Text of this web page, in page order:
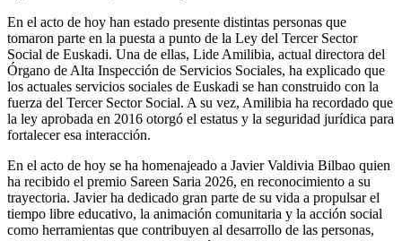
En el acto de hoy han estado presente distintas personas que
tomaron parte en la puesta a punto de la Ley del Tercer Sector
Social de Euskadi. Una de ellas, Lide Amilibia, actual directora del
Órgano de Alta Inspección de Servicios Sociales, ha explicado que
los actuales servicios sociales de Euskadi se han construido con la
fuerza del Tercer Sector Social. A su vez, Amilibia ha recordado que
la ley aprobada en 2016 otorgó el estatus y la seguridad jurídica para
fortalecer esa interacción.
En el acto de hoy se ha homenajeado a Javier Valdivia Bilbao quien
ha recibido el premio Sareen Saria 2026, en reconocimiento a su
trayectoria. Javier ha dedicado gran parte de su vida a propulsar el
tiempo libre educativo, la animación comunitaria y la acción social
como herramientas que contribuyen al desarrollo de las personas,